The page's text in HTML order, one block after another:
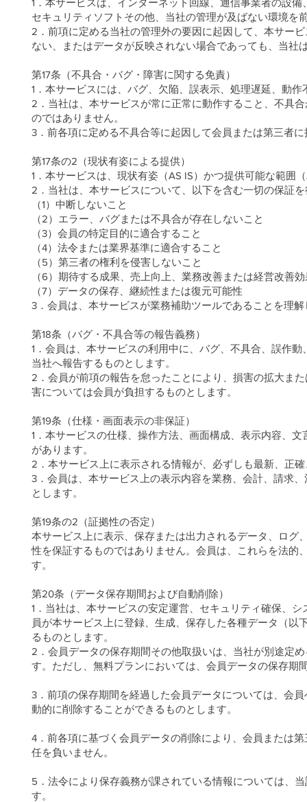
1．本サービスは、インターネット回線、通信事業者の設
セキュリティソフトその他、当社の管理が及ばない環境を
2．前項に定める当社の管理外の要因に起因して、本サー
ない、またはデータが反映されない場合であっても、当社
第17条（不具合・バグ・障害に関する免責）
1．本サービスには、バグ、欠陥、誤表示、処理遅延、動
2．当社は、本サービスが常に正常に動作すること、不具
のではありません。
3．前各項に定める不具合等に起因して会員または第三者
第17条の2（現状有姿による提供）
1．本サービスは、現状有姿（AS IS）かつ提供可能な範囲
2．当社は、本サービスについて、以下を含む一切の保証
（1）中断しないこと
（2）エラー、バグまたは不具合が存在しないこと
（3）会員の特定目的に適合すること
（4）法令または業界基準に適合すること
（5）第三者の権利を侵害しないこと
（6）期待する成果、売上向上、業務改善または経営改善
（7）データの保存、継続性または復元可能性
3．会員は、本サービスが業務補助ツールであることを理
第18条（バグ・不具合等の報告義務）
1．会員は、本サービスの利用中に、バグ、不具合、誤作
当社へ報告するものとします。
2．会員が前項の報告を怠ったことにより、損害の拡大ま
害については会員が負担するものとします。
第19条（仕様・画面表示の非保証）
1．本サービスの仕様、操作方法、画面構成、表示内容、
があります。
2．本サービス上に表示される情報が、必ずしも最新、正
3．会員は、本サービス上の表示内容を業務、会計、請求
とします。
第19条の2（証拠性の否定）
本サービス上に表示、保存または出力されるデータ、ロ
性を保証するものではありません。会員は、これらを法
す。
第20条（データ保存期間および自動削除）
1．当社は、本サービスの安定運営、セキュリティ確保、
員が本サービス上に登録、生成、保存した各種データ（
るものとします。
2．会員データの保存期間その他取扱いは、当社が別途定
す。ただし、無料プランにおいては、会員データの保存
3．前項の保存期間を経過した会員データについては、会
動的に削除することができるものとします。
4．前各項に基づく会員データの削除により、会員または
任を負いません。
5．法令により保存義務が課されている情報については、
す。